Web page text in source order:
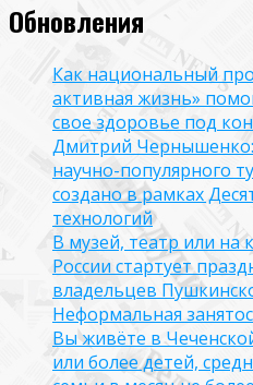
Обновления
Как национальный
активная жизнь»
свое здоровье под
Дмитрий
научно-популярного
создано в рамках
технологий
В музей, театр или на
России стартует
владельцев
Неформальная
Вы живёте в
или более детей,